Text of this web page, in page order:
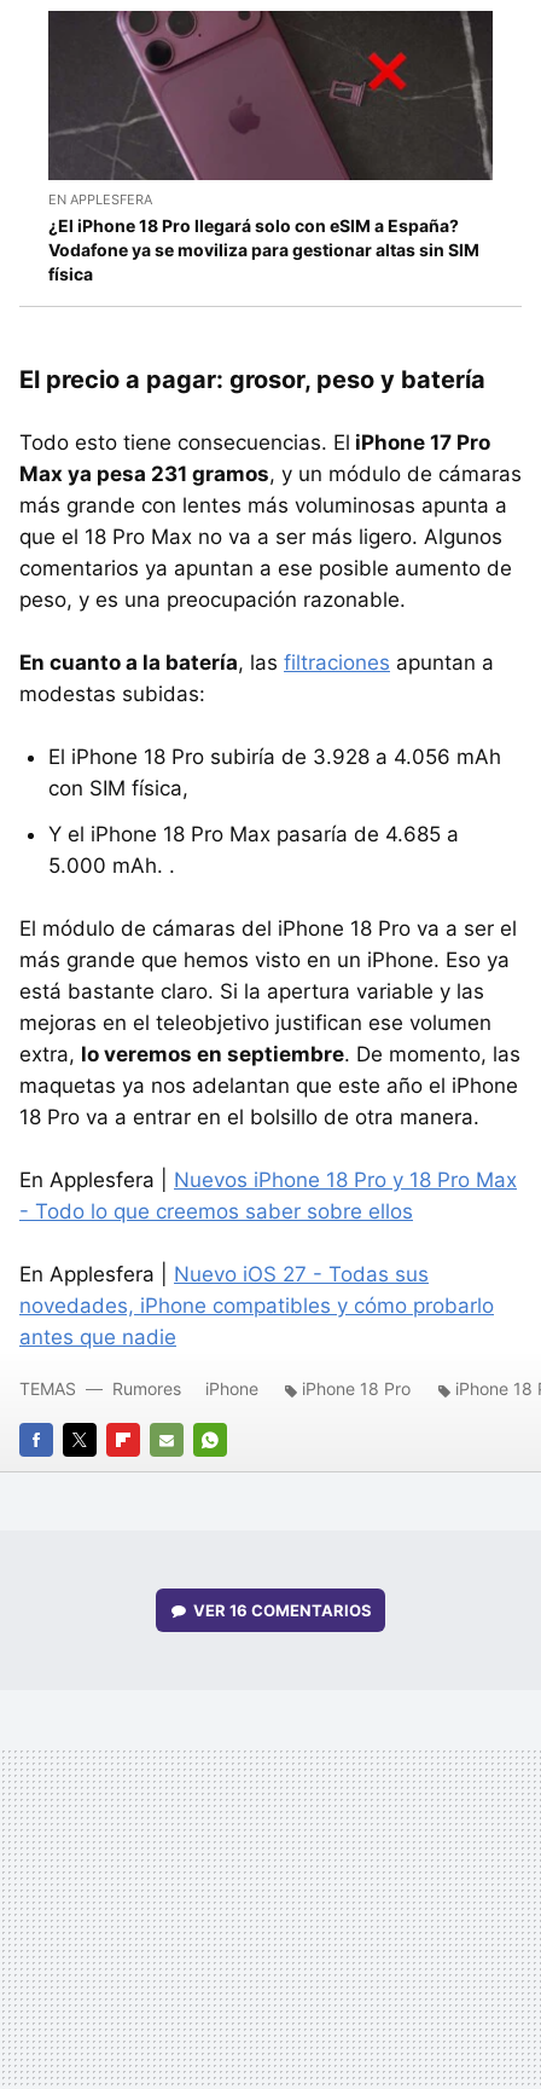
EN APPLESFERA
¿El iPhone 18 Pro llegará solo con eSIM a España?
Vodafone ya se moviliza para gestionar altas sin SIM
física
El precio a pagar: grosor, peso y batería
Todo esto tiene consecuencias. El iPhone 17 Pro
Max ya pesa 231 gramos, y un módulo de cámaras
más grande con lentes más voluminosas apunta a
que el 18 Pro Max no va a ser más ligero. Algunos
comentarios ya apuntan a ese posible aumento de
peso, y es una preocupación razonable.
En cuanto a la batería, las filtraciones apuntan a
modestas subidas:
El iPhone 18 Pro subiría de 3.928 a 4.056 mAh
con SIM física,
Y el iPhone 18 Pro Max pasaría de 4.685 a
5.000 mAh. .
El módulo de cámaras del iPhone 18 Pro va a ser el
más grande que hemos visto en un iPhone. Eso ya
está bastante claro. Si la apertura variable y las
mejoras en el teleobjetivo justifican ese volumen
extra, lo veremos en septiembre. De momento, las
maquetas ya nos adelantan que este año el iPhone
18 Pro va a entrar en el bolsillo de otra manera.
En Applesfera | Nuevos iPhone 18 Pro y 18 Pro Max
- Todo lo que creemos saber sobre ellos
En Applesfera | Nuevo iOS 27 - Todas sus
novedades, iPhone compatibles y cómo probarlo
antes que nadie
FACEBOOK
TWITTERFLIPBOARD
E-
WHATSAPP
TEMAS Rumores iPhone iPhone 18 Pro iPhone 18
VER 16 COMENTARIOS